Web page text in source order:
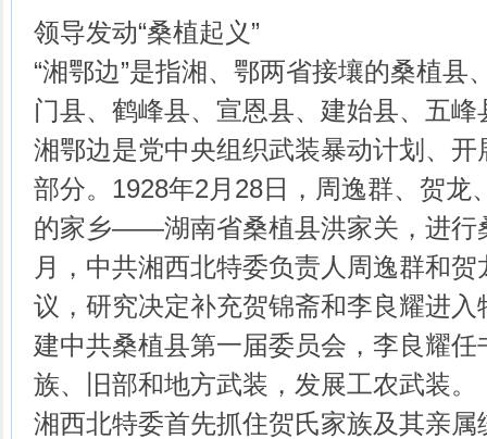
领导发动“桑植起义”
“湘鄂边”是指湘、鄂两省接壤的桑植县
门县、鹤峰县、宣恩县、建始县、五
湘鄂边是党中央组织武装暴动计划、
部分。1928年2月28日，周逸群、贺龙
的家乡——湖南省桑植县洪家关，进行
月，中共湘西北特委负责人周逸群和
议，研究决定补充贺锦斋和李良耀进
建中共桑植县第一届委员会，李良耀
族、旧部和地方武装，发展工农武装。
湘西北特委首先抓住贺氏家族及其亲